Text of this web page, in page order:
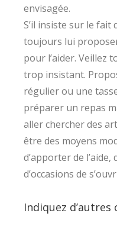
envisagée.
S’il insiste sur le fait
toujours lui
pour l’aider. Veillez
trop insistant.
régulier ou une
préparer un repas
aller chercher des
être des moyens
d’apporter de
d’occasions de
Indiquez